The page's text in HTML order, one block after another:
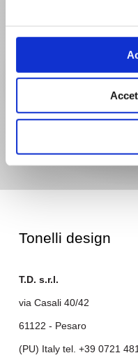
Tonelli design
T.D. s.r.l.
via Casali 40/42
61122 - Pesaro
(PU) Italy tel. +39 0721